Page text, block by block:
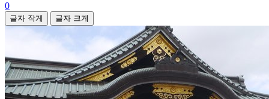
0
글자 작게 글자 크게